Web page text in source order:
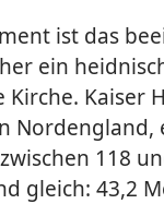
ist das
ein
Kirche. Kaiser
118
gleich: 43,2